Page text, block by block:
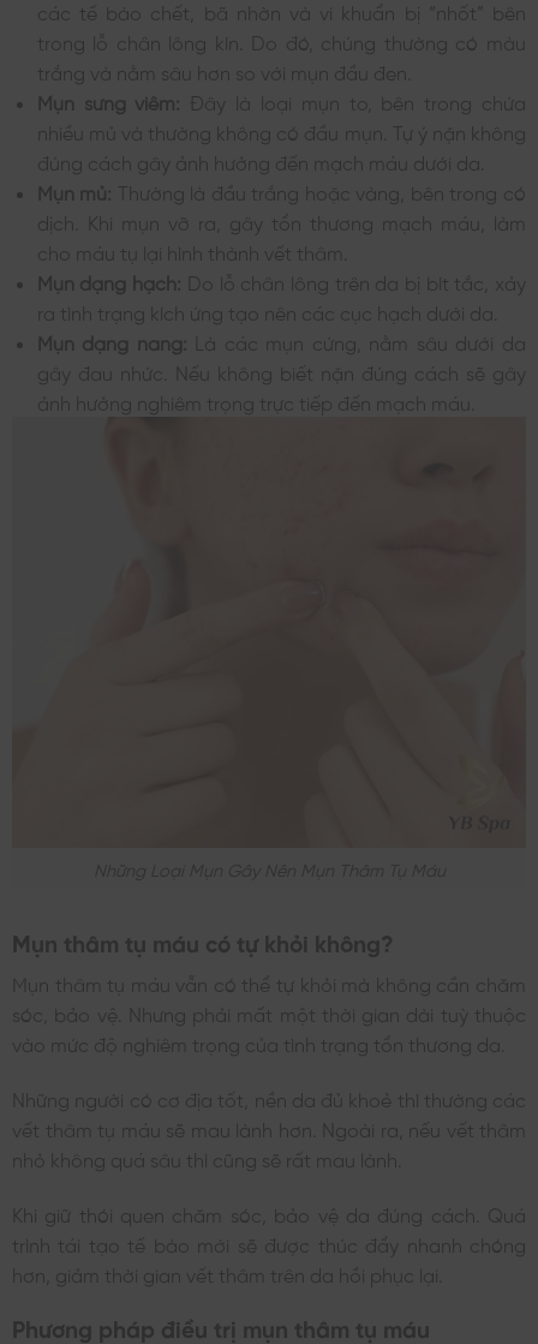
các tế bào chết, bã nhờn và vi khuẩn bị “nhốt” bên
trong lỗ chân lông kín. Do đó, chúng thường có màu
trắng và nằm sâu hơn so với mụn đầu đen.
Mụn sưng viêm: Đây là loại mụn to, bên trong chứa
nhiều mủ và thường không có đầu mụn. Tự ý nặn không
đúng cách gây ảnh hưởng đến mạch máu dưới da.
Mụn mủ: Thường là đầu trắng hoặc vàng, bên trong có
dịch. Khi mụn vỡ ra, gây tổn thương mạch máu, làm
cho máu tụ lại hình thành vết thâm.
Mụn dạng hạch: Do lỗ chân lông trên da bị bít tắc, xảy
ra tình trạng kích ứng tạo nên các cục hạch dưới da.
Mụn dạng nang: Là các mụn cứng, nằm sâu dưới da
gây đau nhức. Nếu không biết nặn đúng cách sẽ gây
ảnh hưởng nghiêm trọng trực tiếp đến mạch máu.
Những Loại Mụn Gây Nên Mụn Thâm Tụ Máu
Mụn thâm tụ máu có tự khỏi không?
Mụn thâm tụ máu vẫn có thể tự khỏi mà không cần chăm
sóc, bảo vệ. Nhưng phải mất một thời gian dài tuỳ thuộc
vào mức độ nghiêm trọng của tình trạng tổn thương da.
Những người có cơ địa tốt, nền da đủ khoẻ thì thường các
vết thâm tụ máu sẽ mau lành hơn. Ngoài ra, nếu vết thâm
nhỏ không quá sâu thì cũng sẽ rất mau lành.
Khi giữ thói quen chăm sóc, bảo vệ da đúng cách. Quá
trình tái tạo tế bào mới sẽ được thúc đẩy nhanh chóng
hơn, giảm thời gian vết thâm trên da hồi phục lại.
Phương pháp điều trị mụn thâm tụ máu